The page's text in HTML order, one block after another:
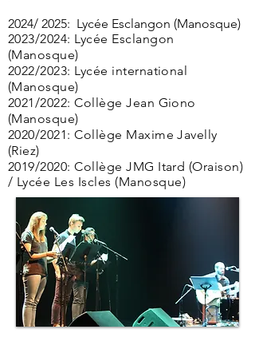
2024/ 2025: Lycée Esclangon (Manosque)
2023/2024: Lycée Esclangon
(Manosque)
2022/2023: Lycée international
(Manosque)
2021/2022: Collège Jean Giono
(Manosque)
2020/2021: Collège Maxime Javelly
(Riez)
2019/2020: Collège JMG Itard (Oraison)
/ Lycée Les Iscles (Manosque)